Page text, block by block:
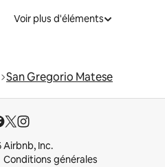
Voir plus d'éléments
San Gregorio Matese
Inc.
Conditions générales